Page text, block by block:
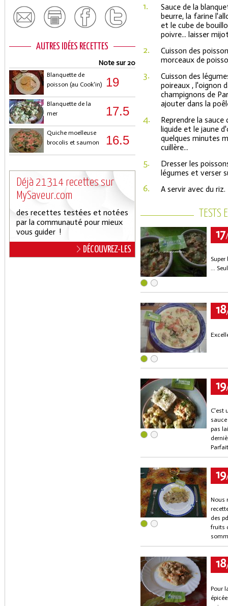
AUTRES IDÉES RECETTES
Note sur 20
Blanquette de
poisson (au Cook'in)
19
Blanquette de la
mer
17.5
Quiche moelleuse
brocolis et saumon
16.5
Déjà 21314 recettes sur
MySaveur.com
des recettes testées et notées
par la communauté pour mieux
vous guider !
DÉCOUVREZ-LES
1.
Sauce de la
beurre, la farine
et le cube de
poivre... laisser
2.
Cuisson des
morceaux de
3.
Cuisson des
poireaux , l'oignon
champignons de
ajouter dans la
4.
Reprendre la
liquide et le jaune
quelques minutes
cuillère...
5.
Dresser les
légumes et verser
6. A servir avec du
17
...
18
19
C'est
pas
19
Nous
des
fruits
18
Pour